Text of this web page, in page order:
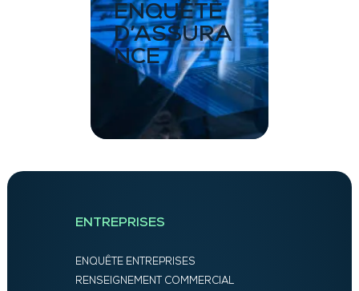
ENQUÊTE
D’ASSURA
NCE
ENTREPRISES
ENQUÊTE ENTREPRISES
RENSEIGNEMENT COMMERCIAL